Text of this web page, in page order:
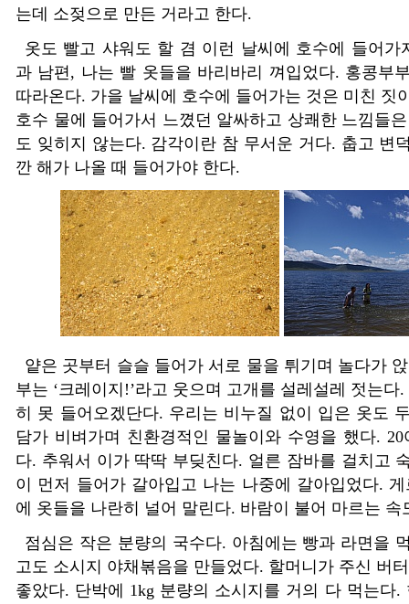
는데 소젖으로 만든 거라고 한다.
옷도 빨고 샤워도 할 겸 이런 날씨에 호수에 들어가
과 남편, 나는 빨 옷들을 바리바리 껴입었다. 홍콩부
따라온다. 가을 날씨에 호수에 들어가는 것은 미친 짓
호수 물에 들어가서 느꼈던 알싸하고 상쾌한 느낌들
도 잊히지 않는다. 감각이란 참 무서운 거다. 춥고 변
깐 해가 나올 때 들어가야 한다.
얕은 곳부터 슬슬 들어가 서로 물을 튀기며 놀다가
부는 ‘크레이지 !’라고 웃으며 고개를 설레설레 젓는다.
히 못 들어오겠단다. 우리는 비누질 없이 입은 옷도
담가 비벼가며 친환경적인 물놀이와 수영을 했다. 20
다. 추워서 이가 딱딱 부딪친다. 얼른 잠바를 걸치고
이 먼저 들어가 갈아입고 나는 나중에 갈아입었다.
에 옷들을 나란히 널어 말린다. 바람이 불어 마르는 속
점심은 작은 분량의 국수다. 아침에는 빵과 라면을
고도 소시지 야채볶음을 만들었다. 할머니가 주신 버
좋았다. 단박에 1kg 분량의 소시지를 거의 다 먹는다.